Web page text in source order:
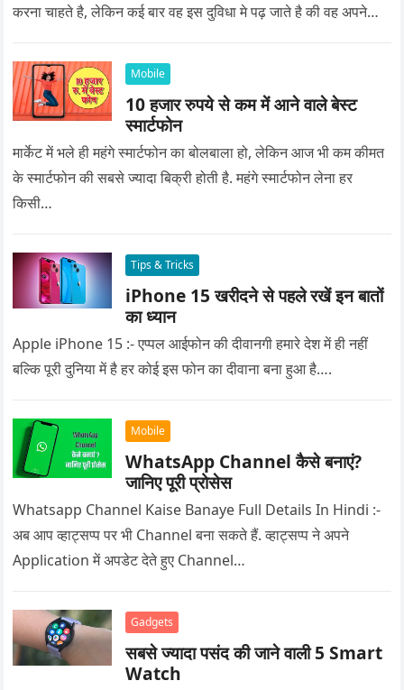
करना चाहते है, लेकिन कई बार वह इस दुविधा मे पढ़ जाते है की वह अपने
Mobile
10 हजार रुपये से कम में आने वाले बेस्ट
स्मार्टफोन
मार्केट में भले ही महंगे स्मार्टफोन का बोलबाला हो, लेकिन आज भी कम कीमत
के स्मार्टफोन की सबसे ज्यादा बिक्री होती है. महंगे स्मार्टफोन लेना हर
किसी…
Tips & Tricks
iPhone 15 खरीदने से पहले रखें इन बातों
का ध्यान
Apple iPhone 15 :- एप्पल आईफोन की दीवानगी हमारे देश में ही नहीं
बल्कि पूरी दुनिया में है हर कोई इस फोन का दीवाना बना हुआ है….
Mobile
WhatsApp Channel कैसे बनाएं?
जानिए पूरी प्रोसेस
Whatsapp Channel Kaise Banaye Full Details In Hindi :-
अब आप व्हाट्सप्प पर भी Channel बना सकते हैं. व्हाट्सप्प ने अपने
Application में अपडेट देते हुए Channel…
Gadgets
सबसे ज्यादा पसंद की जाने वाली 5 Smart
Watch